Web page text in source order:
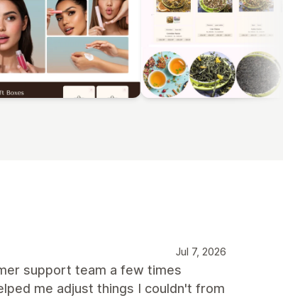
Jul 7, 2026
support team a few times
me adjust things I couldn't from